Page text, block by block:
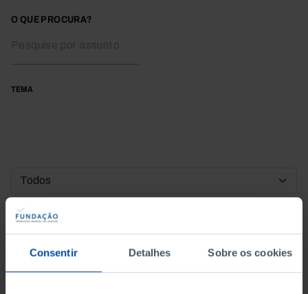
Consentir Detalhes Sobre os cookies
O QUE PROCURA?
TEMA
DATA DE INÍCIO
DATA DE FIM